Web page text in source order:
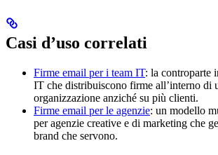
Casi d’uso correlati
Firme email per i team IT: la controparte
IT che distribuiscono firme all’interno di
organizzazione anziché su più clienti.
Firme email per le agenzie: un modello
per agenzie creative e di marketing che
brand che servono.